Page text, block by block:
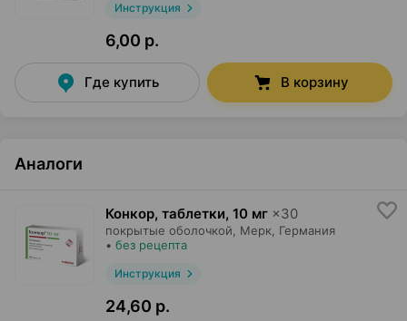
Инструкция
6,00 р.
Где купить В корзину
Аналоги
Конкор, таблетки, 10 мг ×30
покрытые оболочкой, Мерк , Германия
• без рецепта
Инструкция
24,60 р.